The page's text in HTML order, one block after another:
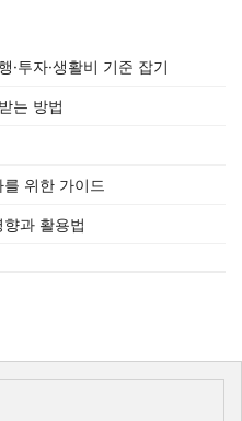
·투자·생활비 기준 잡기
는 방법
위한 가이드
과 활용법